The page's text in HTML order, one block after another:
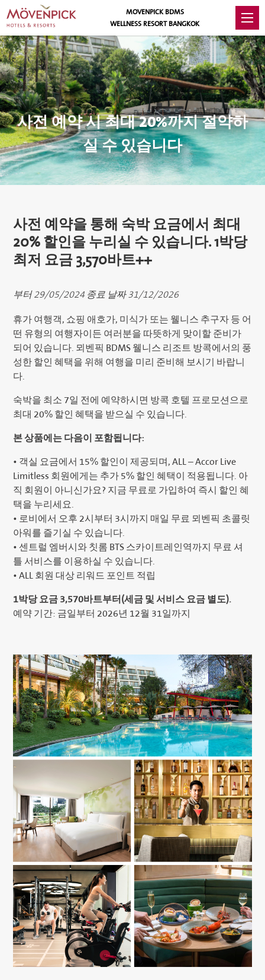
사전 예약 시 최대 20%까지 절약하
실 수 있습니다
사전 예약을 통해 숙박 요금에서 최대
20% 할인을 누리실 수 있습니다. 1박당
최저 요금 3,570바트++
부터 29/05/2024 종료 날짜 31/12/2026
휴가 여행객, 쇼핑 애호가, 미식가 또는 웰니스 추구자 등 어
떤 유형의 여행자이든 여러분을 따뜻하게 맞이할 준비가
되어 있습니다. 뫼벤픽 BDMS 웰니스 리조트 방콕에서의 풍
성한 할인 혜택을 위해 여행을 미리 준비해 보시기 바랍니
다.
숙박을 최소 7일 전에 예약하시면 방콕 호텔 프로모션으로
최대 20% 할인 혜택을 받으실 수 있습니다.
본 상품에는 다음이 포함됩니다:
• 객실 요금에서 15% 할인이 제공되며, ALL – Accor Live
Limitless 회원에게는 추가 5% 할인 혜택이 적용됩니다. 아
직 회원이 아니신가요? 지금 무료로 가입하여 즉시 할인 혜
택을 누리세요.
• 로비에서 오후 2시부터 3시까지 매일 무료 뫼벤픽 초콜릿
아워를 즐기실 수 있습니다.
• 센트럴 엠버시와 칫롬 BTS 스카이트레인역까지 무료 셔
틀 서비스를 이용하실 수 있습니다.
• ALL 회원 대상 리워드 포인트 적립
1박당 요금 3,570바트부터(세금 및 서비스 요금 별도).
예약 기간: 금일부터 2026년 12월 31일까지
MOVENPICK BDMS
WELLNESS RESORT BANGKOK